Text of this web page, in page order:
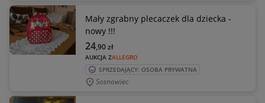
Mały zgrabny plecaczek dla dziecka -
nowy !!!
AUKCJA ZALLEGRO
24,90zł
SPRZEDAJĄCY: OSOBA PRYWATNA
Sosnowiec